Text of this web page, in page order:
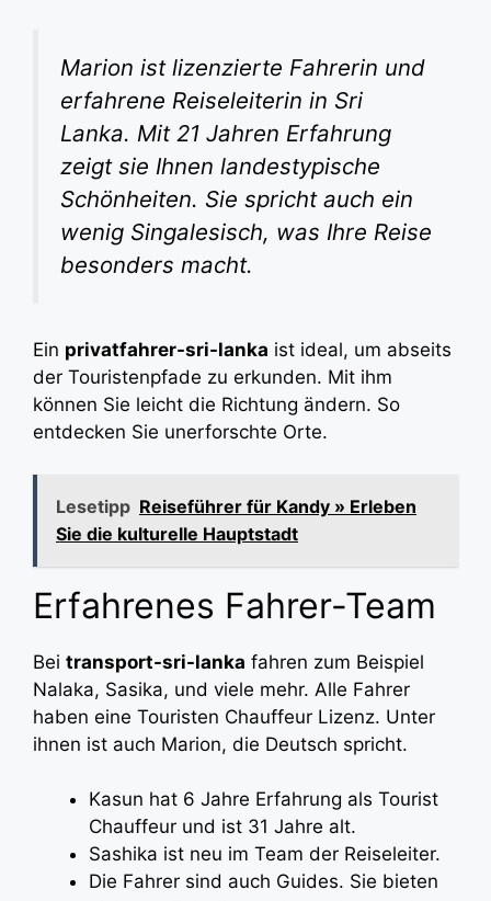
Marion ist lizenzierte Fahrerin und
erfahrene Reiseleiterin in Sri
Lanka. Mit 21 Jahren Erfahrung
zeigt sie Ihnen landestypische
Schönheiten. Sie spricht auch ein
wenig Singalesisch, was Ihre Reise
besonders macht.
Ein privatfahrer-sri-lanka ist ideal, um abseits
der Touristenpfade zu erkunden. Mit ihm
können Sie leicht die Richtung ändern. So
entdecken Sie unerforschte Orte.
Lesetipp Reiseführer für Kandy » Erleben
Sie die kulturelle Hauptstadt
Erfahrenes Fahrer-Team
Bei transport-sri-lanka fahren zum Beispiel
Nalaka, Sasika, und viele mehr. Alle Fahrer
haben eine Touristen Chauffeur Lizenz. Unter
ihnen ist auch Marion, die Deutsch spricht.
Kasun hat 6 Jahre Erfahrung als Tourist
Chauffeur und ist 31 Jahre alt.
Sashika ist neu im Team der Reiseleiter.
Die Fahrer sind auch Guides. Sie bieten